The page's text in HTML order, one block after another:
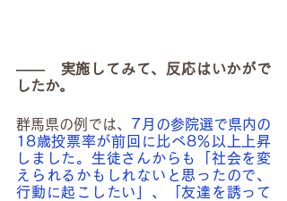
――　実施してみて、反応はいかがで
したか。
群馬県の例では、 7月の参院選で県内の
18歳投票率が前回に比べ8％以上上昇
しました。生徒さんからも「社会を変
えられるかもしれないと思ったので、
行動に起こしたい」、「友達を誘って